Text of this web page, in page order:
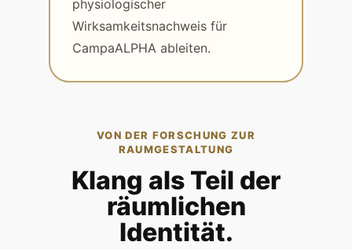
physiologischer
Wirksamkeitsnachweis für
CampaALPHA ableiten.
VON DER FORSCHUNG ZUR
RAUMGESTALTUNG
Klang als Teil der
räumlichen
Identität.